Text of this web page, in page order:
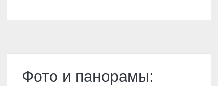
Фото и панорамы: